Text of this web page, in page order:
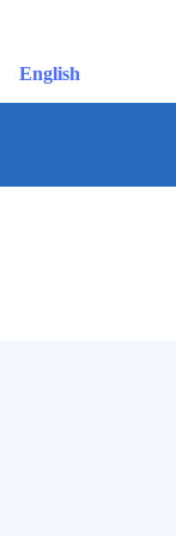
English